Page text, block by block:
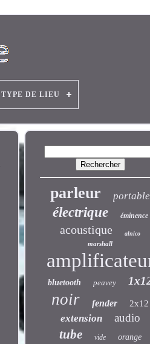
TYPE DE LIEU
parleur portable
électrique éminence
acoustique alnico
marshall
bluetooth peavey
noir fender 2x12
extension audio
tube vide orange